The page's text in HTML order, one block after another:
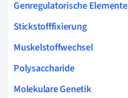
Genregulatorische Elemente
Stickstofffixierung
Muskelstoffwechsel
Polysaccharide
Molekulare Genetik